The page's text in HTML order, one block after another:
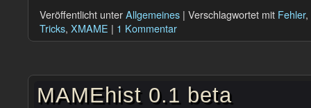
Veröffentlicht unterAllgemeines | Verschlagwortet mit Fehler,
Tricks, XMAME | 1 Kommentar
MAMEhist 0.1 beta